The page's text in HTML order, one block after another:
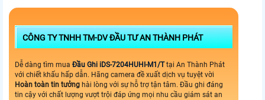
CÔNG TY TNHH TM-DV ĐẦU TƯ AN THÀNH PHÁT
Dễ dàng tìm mua Đầu Ghi iDS-7204HUHI-M1/Ttại An Thành Phát
với chiết khấu hấp dẫn. Hãng camera đề xuất dịch vụ tuyệt vời
Hoàn toàn tin tưởng hài lòng với sự hỗ trợ tận tâm. Đầu ghi đáng
tin cậy với chất lượng vượt trội đáp ứng mọi nhu cầu giám sát an